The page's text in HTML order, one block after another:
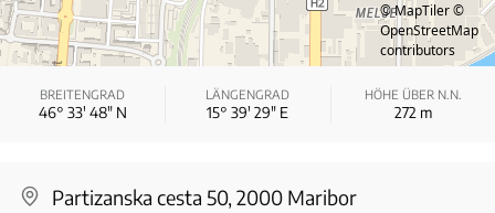
© MapTiler ©
OpenStreetMap
contributors
BREITENGRAD
46° 33′ 48″ N
LÄNGENGRAD
15° 39′ 29″ E
HÖHE ÜBER N.N.
272 m
Partizanska cesta 50, 2000 Maribor